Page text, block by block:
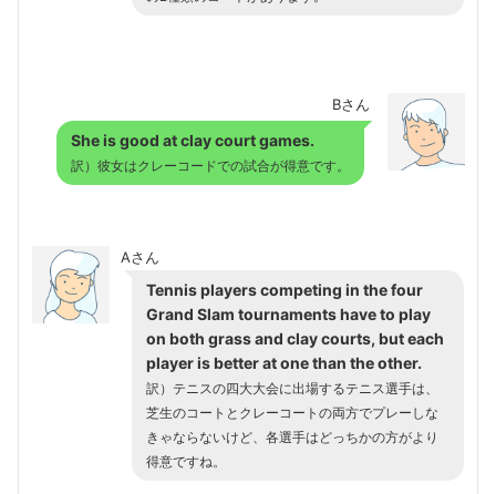
Bさん
She is good at clay court games.
訳）彼女はクレーコードでの試合が得意です。
Aさん
Tennis players competing in the four
Grand Slam tournaments have to play
on both grass and clay courts, but each
player is better at one than the other.
訳）テニスの四大大会に出場するテニス選手は、
芝生のコートとクレーコートの両方でプレーしな
きゃならないけど、各選手はどっちかの方がより
得意ですね。